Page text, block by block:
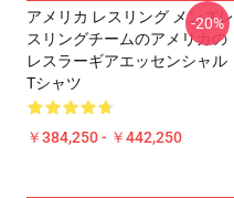
アメリカ レスリング メンズレ
スリングチームのアメリカの
レスラーギアエッセンシャル
Tシャツ
￥384,250 - ￥442,250
-20%